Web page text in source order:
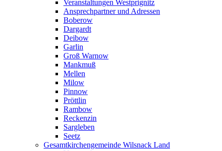
Veranstaltungen Westprignitz
Ansprechpartner und Adressen
Boberow
Dargardt
Deibow
Garlin
Groß Warnow
Mankmuß
Mellen
Milow
Pinnow
Pröttlin
Rambow
Reckenzin
Sargleben
Seetz
Gesamtkirchengemeinde Wilsnack Land